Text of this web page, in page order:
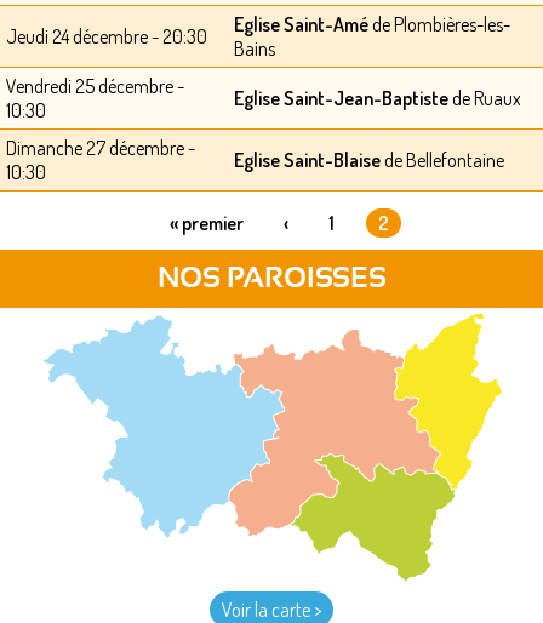
Jeudi 24 décembre - 20:30 Eglise Saint-Améde Plombières-les-
Bains
Vendredi 25 décembre -
10:30
Eglise Saint-Jean-Baptistede Ruaux
Dimanche 27 décembre -
10:30
Eglise Saint-Blaisede Bellefontaine
« premier ‹ 1 2
NOS PAROISSES
Voir la carte >